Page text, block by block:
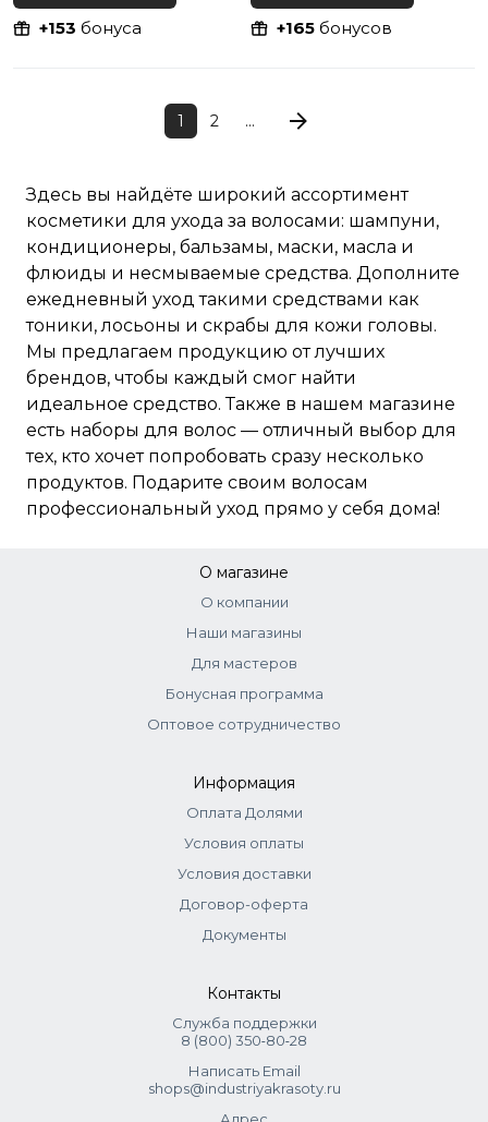
+153 бонуса +165 бонусов
1 2 ...
Здесь вы найдёте широкий ассортимент
косметики для ухода за волосами: шампуни,
кондиционеры, бальзамы, маски, масла и
флюиды и несмываемые средства. Дополните
ежедневный уход такими средствами как
тоники, лосьоны и скрабы для кожи головы.
Мы предлагаем продукцию от лучших
брендов, чтобы каждый смог найти
идеальное средство. Также в нашем магазине
есть наборы для волос — отличный выбор для
тех, кто хочет попробовать сразу несколько
продуктов. Подарите своим волосам
профессиональный уход прямо у себя дома!
О магазине
О компании
Наши магазины
Для мастеров
Бонусная программа
Оптовое сотрудничество
Информация
Оплата Долями
Условия оплаты
Условия доставки
Договор-оферта
Документы
Контакты
Служба поддержки
8 (800) 350‑80‑28
Написать Email
shops@industriyakrasoty.ru